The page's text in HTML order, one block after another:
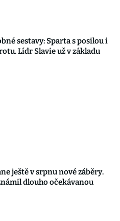
sestavy: Sparta s posilou i
Lídr Slavie už v základu
ještě v srpnu nové záběry.
dlouho očekávanou